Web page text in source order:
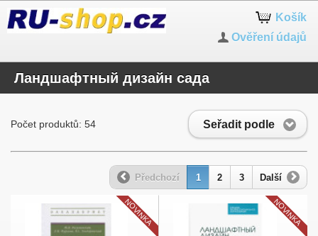
Košík
Ověření údajů
Ландшафтный дизайн сада
Seřadit podle
Počet produktů: 54
Předchozí 1 2 3 Další
NOVINKA NOVINKA